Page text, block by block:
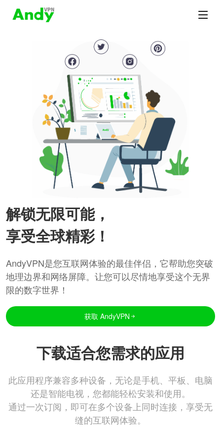
解锁无限可能，
享受全球精彩！
AndyVPN是您互联网体验的最佳伴侣，它帮助您突破
地理边界和网络屏障。让您可以尽情地享受这个无界
限的数字世界！
获取 AndyVPN
下载适合您需求的应用
此应用程序兼容多种设备，无论是手机、平板、电脑
还是智能电视，您都能轻松安装和使用。
通过一次订阅，即可在多个设备上同时连接，享受无
缝的互联网体验。